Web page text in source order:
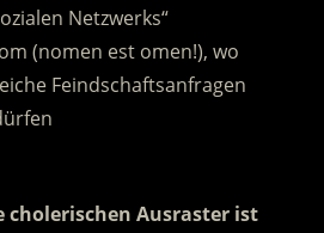
Netzwerks“
(nomen est omen!), wo
Feindschaftsanfragen
cholerischen Ausraster ist